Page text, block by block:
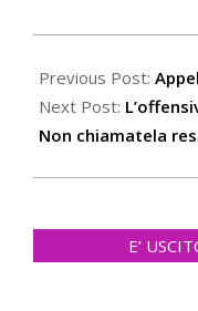
10-
09
Previous Post:
Next Post:
Non chiamatela
E’